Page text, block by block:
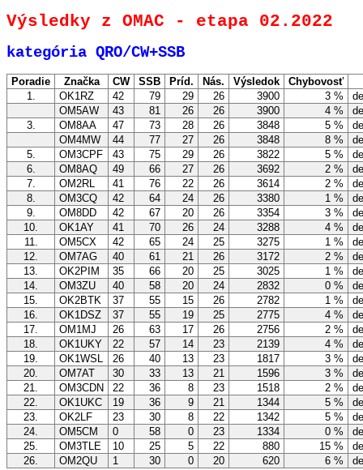
Výsledky z OMAC - etapa 02.2022
kategória QRO/CW+SSB
Poradie Značka CW SSB Príd. Nás. Výsledok
Chybovosť
1.
OK1RZ 42 79 29 26 3900 3 %
OM5AW
43 81 26 26 3900 4 %
3.
OM8AA 47 73 28 26 3848 5 %
OM4MW
44 77 27 26 3848 8 %
5.
OM3CPF 43 75 29 26 3822 5 %
6.
OM8AQ 49 66 27 26 3692 2 %
7.
OM2RL 41 76 22 26 3614 2 %
8.
OM3CQ 42 64 24 26 3380 1 %
9.
OM8DD 42 67 20 26 3354 3 %
10.
OK1AY 41 70 26 24 3288 4 %
11.
OM5CX 42 65 24 25 3275 1 %
12.
OM7AG 40 61 21 26 3172 2 %
13.
OK2PIM 35 66 20 25 3025 1 %
14.
OM3ZU 40 58 20 24 2832 0 %
15.
OK2BTK 37 55 15 26 2782 1 %
16.
OK1DSZ 37 55 19 25 2775 4 %
17.
OM1MJ 26 63 17 26 2756 2 %
18.
OK1UKY 22 57 14 23 2139 4 %
19.
OK1WSL 26 40 13 23 1817 3 %
20.
OM7AT 30 33 13 21 1596 3 %
21.
OM3CDN 22 36 8 23 1518 2 %
22.
OK1UKC 19 36 9 21 1344 5 %
23.
OK2LF 23 30 8 22 1342 5 %
24.
OM5CM 0 58 0 23 1334 0 %
25.
OM3TLE 10 25 5 22 880 15 %
26.
OM2QU 1 30 0 20 620 6 %